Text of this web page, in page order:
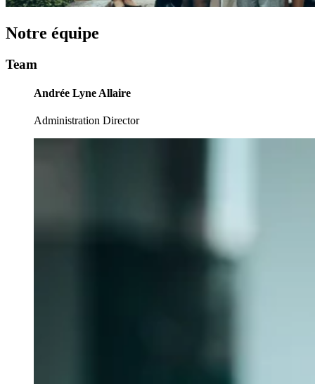
Notre équipe
Team
Andrée Lyne Allaire
Administration Director